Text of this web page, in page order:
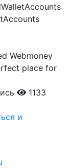
Webmoney
place for
1133
и